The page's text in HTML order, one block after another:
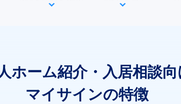
ホーム紹介・入居相談向
マイサインの特徴